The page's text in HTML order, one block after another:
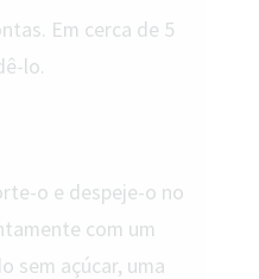
Em cerca de 5
lo.
o e despeje-o no
com um
sem açúcar, uma